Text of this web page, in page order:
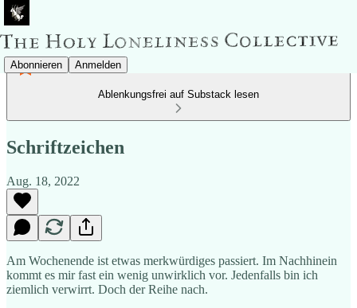
Abonnieren Anmelden
Ablenkungsfrei auf Substack lesen
Schriftzeichen
Aug. 18, 2022
Am Wochenende ist etwas merkwürdiges passiert. Im Nachhinein
kommt es mir fast ein wenig unwirklich vor. Jedenfalls bin ich
ziemlich verwirrt. Doch der Reihe nach.